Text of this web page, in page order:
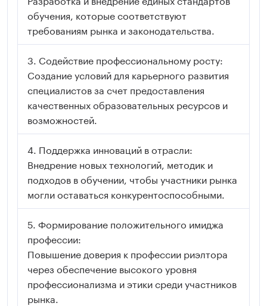
обучения, которые соответствуют
требованиям рынка и законодательства.
Содействие профессиональному росту:
Создание условий для карьерного развития
специалистов за счет предоставления
качественных образовательных ресурсов и
возможностей.
Поддержка инноваций в отрасли:
Внедрение новых технологий, методик и
подходов в обучении, чтобы участники рынка
могли оставаться конкурентоспособными.
Формирование положительного имиджа
профессии:
Повышение доверия к профессии риэлтора
через обеспечение высокого уровня
профессионализма и этики среди участников
рынка.